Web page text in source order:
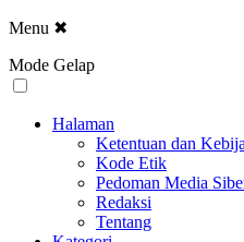
Menu ✖
Mode Gelap
Halaman
Ketentuan dan
Kode Etik
Pedoman Media
Redaksi
Tentang